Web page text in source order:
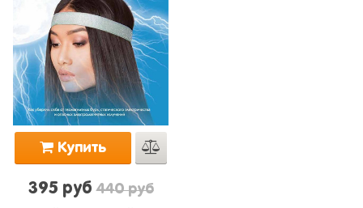
Купить
395 руб440 руб